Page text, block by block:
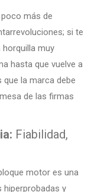
más de
si te
muy
hasta que vuelve a
que la marca debe
de las firmas
Fiabilidad,
motor es una
hiperprobadas y